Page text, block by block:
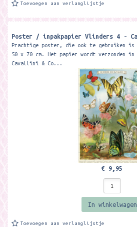
Toevoegen aan verlanglijstje
Poster / inpakpapier Vlinders 4 -
Prachtige poster, die ook te gebruiken is
50 x 70 cm. Het papier wordt verzonden in
Cavallini & Co...
€ 9,95
In winkelwagen
Toevoegen aan verlanglijstje